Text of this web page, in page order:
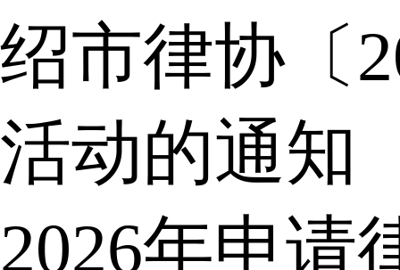
绍市律协〔
活动的通知
2026年申请